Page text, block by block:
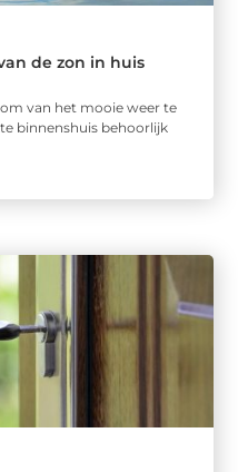
de zon in huis
van het mooie weer te
binnenshuis behoorlijk